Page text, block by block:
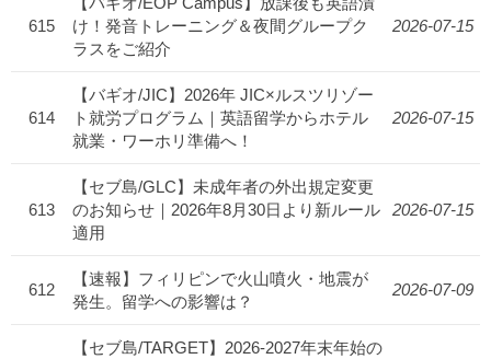
615
け！発音トレーニング＆夜間グループク
ラスをご紹介
2026-07-15
614
【バギオ/JIC】2026年 JIC×ルスツリゾー
ト就労プログラム｜英語留学からホテル
就業・ワーホリ準備へ！
2026-07-15
613
【セブ島/GLC】未成年者の外出規定変更
のお知らせ｜2026年8月30日より新ルール
適用
2026-07-15
612
【速報】フィリピンで火山噴火・地震が
発生。留学への影響は？
2026-07-09
【セブ島/TARGET】2026-2027年末年始の